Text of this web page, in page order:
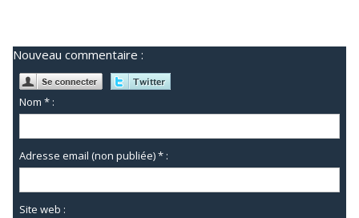
Nouveau commentaire :
Nom * :
Adresse email (non publiée) * :
Site web :